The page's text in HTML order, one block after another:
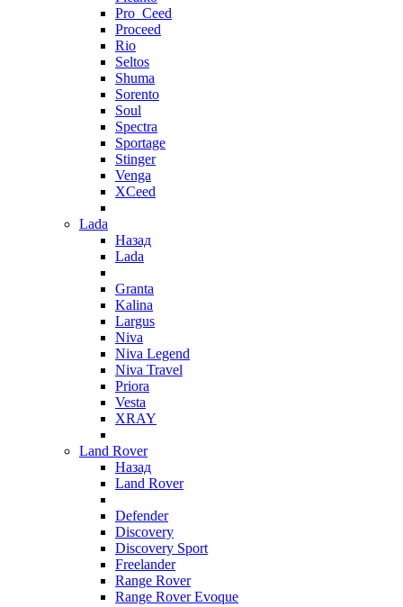
Pro_Ceed
Proceed
Rio
Seltos
Shuma
Sorento
Soul
Spectra
Sportage
Stinger
Venga
XCeed
Lada
Назад
Lada
Granta
Kalina
Largus
Niva
Niva Legend
Niva Travel
Priora
Vesta
XRAY
Land Rover
Назад
Land Rover
Defender
Discovery
Discovery Sport
Freelander
Range Rover
Range Rover Evoque